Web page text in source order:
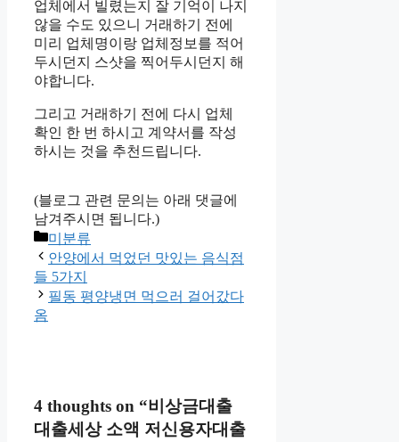
업체에서 빌렸는지 잘 기억이 나지
않을 수도 있으니 거래하기 전에
미리 업체명이랑 업체정보를 적어
두시던지 스샷을 찍어두시던지 해
야합니다.
그리고 거래하기 전에 다시 업체
확인 한 번 하시고 계약서를 작성
하시는 것을 추천드립니다.
(블로그 관련 문의는 아래 댓글에
남겨주시면 됩니다.)
Categories
미분류
안양에서 먹었던 맛있는 음식점
들 5가지
필동 평양냉면 먹으러 걸어갔다
옴
4 thoughts on “비상금대출
대출세상 소액 저신용자대출